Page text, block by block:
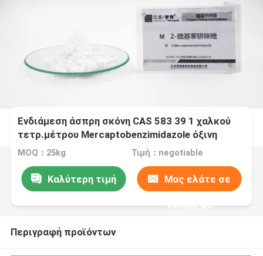
Ενδιάμεση άσπρη σκόνη CAS 583 39 1 χαλκού
τετρ.μέτρου Mercaptobenzimidazole όξινη
MOQ：25kg Τιμή：negotiable
Καλύτερη τιμή Μας ελάτε σε
επαφή με
Περιγραφή προϊόντων